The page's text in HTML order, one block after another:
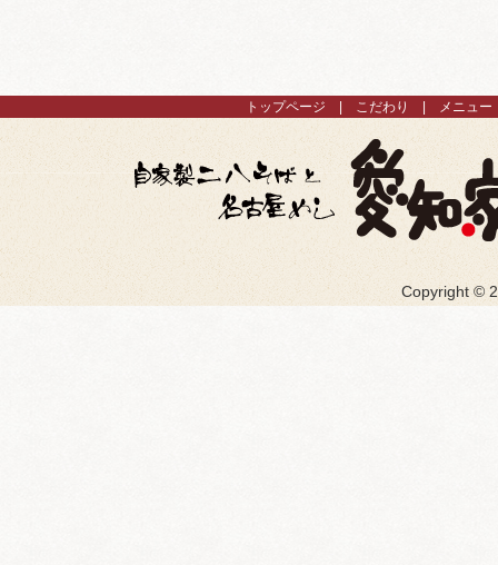
トップページ こだわり メニュー
Copyright ©